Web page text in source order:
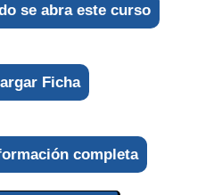
se abra este curso
Ficha
completa